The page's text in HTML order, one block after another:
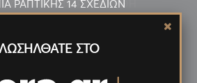
ΡΑΠΤΙΚΗΣ 14 ΣΧΕΔΙΩΝ
ΣΤΟ